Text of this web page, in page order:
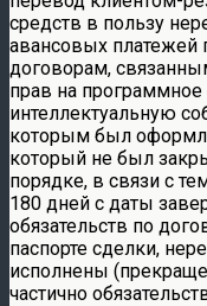
средств в пользу
авансовых
договорам,
прав на программное
интеллектуальную
которым был
который не был
порядке, в связи с
180 дней с даты
обязательств по
паспорте сделки,
исполнены
частично